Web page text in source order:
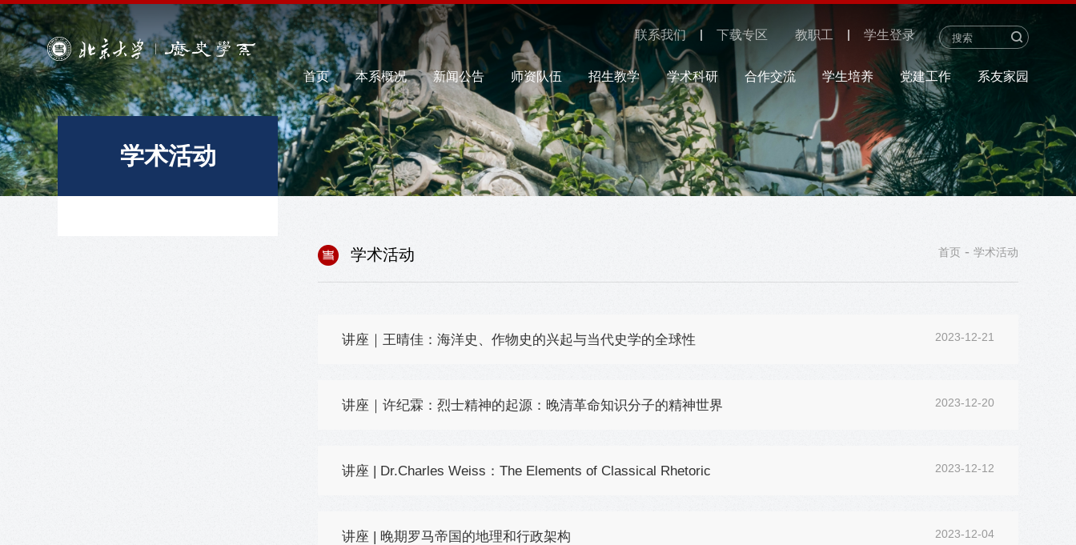
联系我们 下载专区 教职工 学生登录
首页 本系概况 新闻公告 师资队伍 招生教学 学术科研 合作交流 学生培养 党建工作 系友家园
学术活动
学术活动 首页 - 学术活动
2023-12-21
讲座｜王晴佳：海洋史、作物史的兴起与当代史学的全球性
2023-12-20
讲座｜许纪霖：烈士精神的起源：晚清革命知识分子的精神世界
2023-12-12
讲座 | Dr.Charles Weiss：The Elements of Classical Rhetoric
2023-12-04
讲座 | 晚期罗马帝国的地理和行政架构